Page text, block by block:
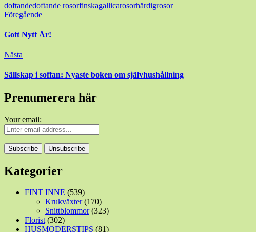
doftandedoftande rosorfinskagallicarosorhärdigrosor
Inläggsnavigering
Föregående
Gott Nytt År!
Nästa
Sällskap i soffan: Nyaste boken om självhushållning
Prenumerera här
Your email:
Kategorier
FINT INNE (539)
Krukväxter(170)
Snittblommor(323)
Florist(302)
HUSMODERSTIPS (81)